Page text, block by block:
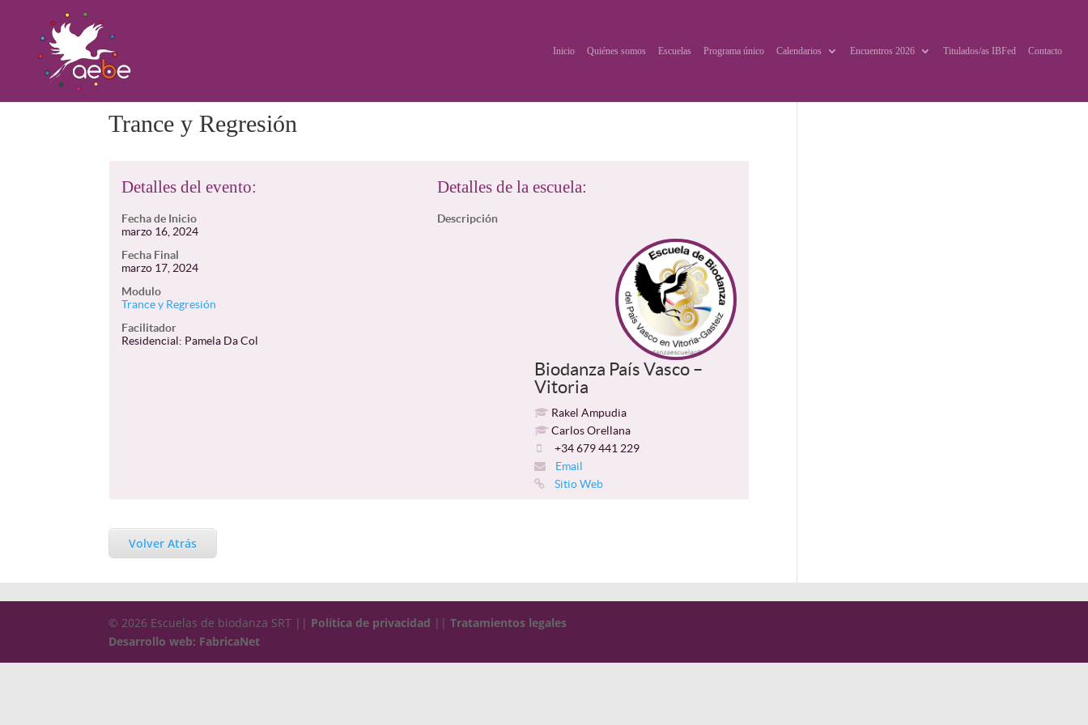
Inicio Quiénes somos Escuelas Programa único Calendarios Encuentros 2026 Titulados/as IBFed Contacto
Trance y Regresión
Detalles del evento:
Fecha de Inicio
marzo 16, 2024
Fecha Final
marzo 17, 2024
Modulo
Trance y Regresión
Facilitador
Residencial: Pamela Da Col
Detalles de la escuela:
Descripción
Biodanza País Vasco –
Vitoria
Rakel Ampudia
Carlos Orellana
+34 679 441 229
Email
Sitio Web
Volver Atrás
© 2026 Escuelas de biodanza SRT || Política de privacidad ||Tratamientos legales
Desarrollo web: FabricaNet